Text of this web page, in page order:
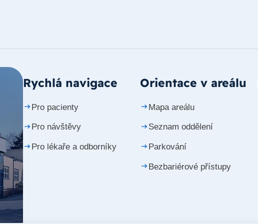
Rychlá navigace
Pro pacienty
Pro návštěvy
Pro lékaře a odborníky
Orientace v areálu
Mapa areálu
Seznam oddělení
Parkování
Bezbariérové přístupy